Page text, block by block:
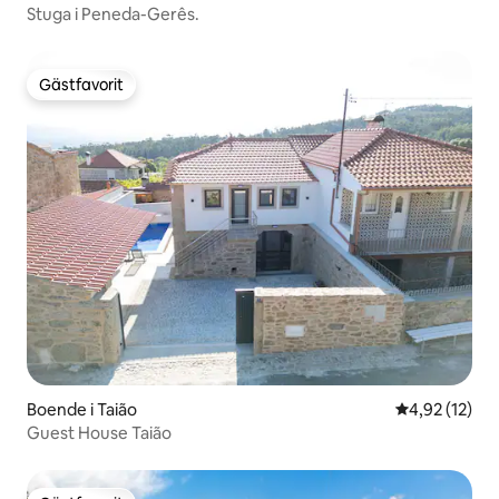
Stuga i Peneda-Gerês.
Gästfavorit
Gästfavorit
Boende i Taião 4,92 av 5 i
4,92 (12)
Guest House Taião